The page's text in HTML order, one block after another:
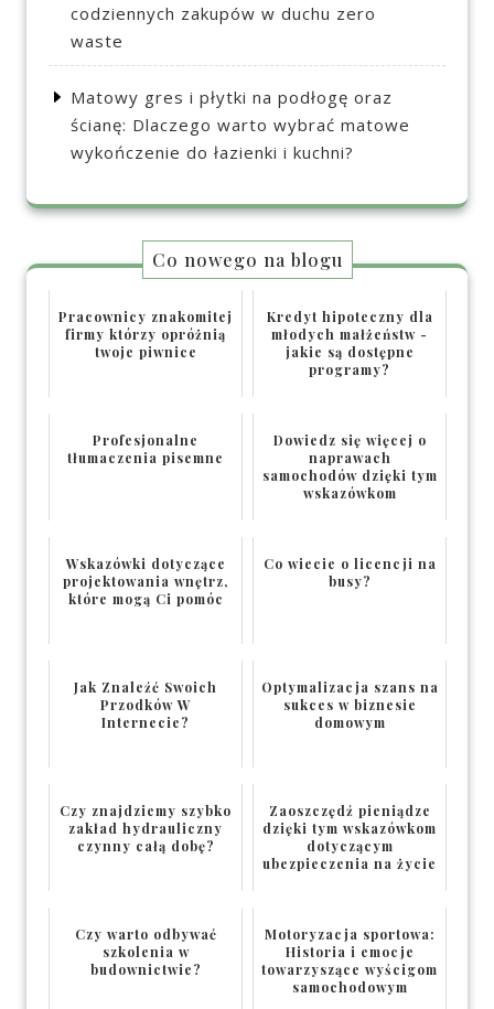
codziennych zakupów w duchu zero
waste
Matowy gres i płytki na podłogę oraz
ścianę: Dlaczego warto wybrać matowe
wykończenie do łazienki i kuchni?
Co nowego na blogu
Pracownicy znakomitej
firmy którzy opróżnią
twoje piwnice
Kredyt hipoteczny dla
młodych małżeństw -
jakie są dostępne
programy?
Profesjonalne
tłumaczenia pisemne
Dowiedz się więcej o
naprawach
samochodów dzięki tym
wskazówkom
Wskazówki dotyczące
projektowania wnętrz,
które mogą Ci pomóc
Co wiecie o licencji na
busy?
Jak Znaleźć Swoich
Przodków W
Internecie?
Optymalizacja szans na
sukces w biznesie
domowym
Czy znajdziemy szybko
zakład hydrauliczny
czynny całą dobę?
Zaoszczędź pieniądze
dzięki tym wskazówkom
dotyczącym
ubezpieczenia na życie
Czy warto odbywać
szkolenia w
budownictwie?
Motoryzacja sportowa:
Historia i emocje
towarzyszące wyścigom
samochodowym